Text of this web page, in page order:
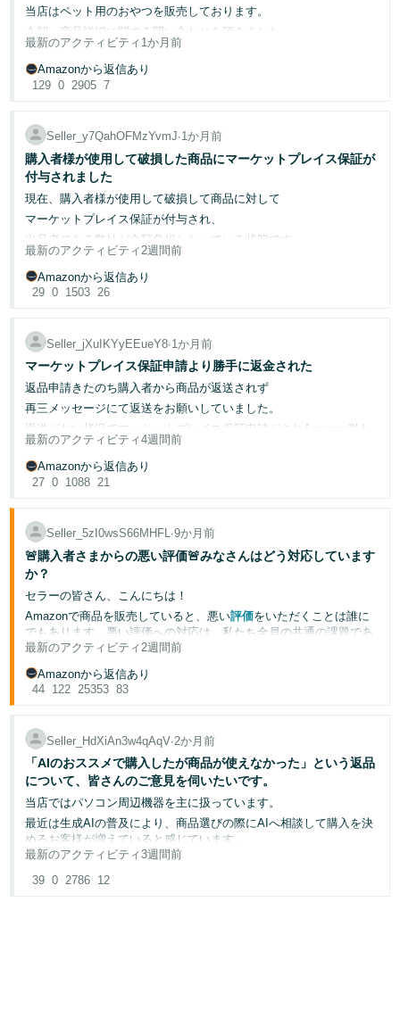
ステップ3：再審議の指示に従い、配達の証明または再審議請求の
理由を裏付けた書類をアップロードします。以下の情報を含めると
効果的です。
配送に関する申請の場合
明（追跡番号、署名確認、配送業者の詳細）
購入者とのやり取り ： 購入者さまが商品の受領を確認した、
または取引に満足していることを示すメッセージ
の書類を共有する必要がある場合は、マーケットプレイス・メッセ
ージ管理を通じて購入者さまに送信し、再審議の申し立て内容に
「マーケットプレイス・メッセージ管理の追加情報を添付しまし
た」と記載してください。
ステップ4：送信する 内容を確認のうえ、「送信」をクリックしま
す。
再審議を申し立てると、Amazon調査チームが内容を確認いたしま
す。追加情報が必要な場合は、メールでご連絡いたしますので、
48〜72時間以内にご回答ください。
再審議が認められた場合、返金額の取り消し、または注文不良率
（ODR）への影響の取り消しのいずれかが行われます。ODRの反映
✅効果的な申し立てのポイント
早めに対応する— 30日の期限ぎりぎりまで待たず、できる
だけ早く申し立てを行いましょう
— 感情的な表現を避け、事実を明確
に記載しましょう
記録を残す— 購入者とのすべてのやり取りを保存しておき
📚参考リンク
Amazonマーケットプレイス保証申請
Amazonマーケットプレイス保証申請への対応
アカウント健全性
Amazonマーケットプレイス保証の申請を防ぐ方法
みなさまのご経験やご意見をぜひお聞かせください。マーケットプ
レイス保証申請への対応で工夫されていることがあれば、ぜひコメ
ント欄で共有していただけると幸いです。みなさまの知見が、他の
出品者のみなさまの参考になります
よろしくお願いいたします。
Ken
この記事では偽装USBについて容量不足の偽装品が市場に出回って
おり、そのうち2割もの商品で偽装品がカートを取っているという
ことが書かれています。
それに付随して”USB以外でも同じ問題”と書かれており、他商品で
も同様の問題が起きていることも記事に書かれています。
当方はこれまでに関連する問題について複数のトピックで訴えてお
ります。
ットプレイス保証ポリシーでは、購入者は必ず事前に出品者へ連絡
し、問題解決の機会を与えることが義務付けられています。しかし
今回、購入者はその手順を一切踏んでいません。
Amazonはこのポリシー違反の申請を確認することなく自動承認
し、売上金を一方的に購入者へ返金しました。
追跡記録を提出し配達完了を報告
配達担当郵便局に直接問い合わせを行い、配達完了の事実を確認
郵便局より、受取人からの依頼により手渡しではない形で配達が完
了しているとの証言を取得
警察に相談したが、事件化が難しいと言われた
Amazonから「これ以上の証拠を提出せよ」と求められたため、苦
肉の策として郵便局に正式な不着調査を依頼。この結果を新たな証
迫っている再審議請求の期限内に間に合わない可能性がある状況で
す
何度も再審議請求しておりますが、Amazonの回答は「決定は変え
られない」の一点張りでした。さらに直近の却下理由として「商品
が期日までに発送されなかった」と回答がありましたが、出荷予定
日より前に発送しており、その事実はAmazonのシステム上でも確
認できるはずです。そもそもAmazonは一体何を調査した上でこの
ような決定を下しているのか、甚だ疑問です。そもそも毎回AIによ
る自動返信のような内容ですが。
【購入者の不審な点】
お届け予定日前日の時点で追跡データ上は配達完了となっていた。
張した。しかし郵便局の記録では受取人本人からの依頼により手渡
しではない形で配達が完了していることが確認されており、自宅で
待っていたという主張と受取人自身が特別な配達指定をしていたと
いう事実が完全に矛盾している
また登録の電話番号は使われていないものだった
申請後メールへの返信が一切ない
今回の購入者の行為はいわゆる「マーケットプレイス保証を悪用し
検索すると最上位に表示されるほど広く知られた詐欺の手口であ
り、Amazonプラットフォームを狙った計画的な不正行為である可
ず、あるいは見抜こうとせず承認していることは極めて問題だと感
じています。
可能な限りの証拠を揃え、警察にも相談し、郵便局に正式調査まで
依頼しなければならない状況に追い込まれていること自体、異常だ
と感じています。
誠実に販売活動を続けているセラーが一方的に損害を被り、不正を
行う購入者が守られるようなプラットフォームの運用が続けば、同
様の詐欺行為が今後さらに増長することは明白です。これは
Amazonで販売するすべてのセラーにとって他人事ではないとても
当店はペット用のおやつを販売しております。
今朝、商品詳細に関する問い合わせを頂きました。
「吐き戻した」という言葉足らずのお申し出に丁寧に対応しており
ましたが、
結果、商品不良などでは無く、「食べない子がいたから返金して欲
全てFBAに在庫しているため(つまりカスタマー対応はAmazon社に
委託)、
そちらにご相談下さいとお伝えしたら、「配送中に破損」が理由で
返金処理されてました。
単価は千円に満たないため、また、変な顧客も一定数いるのも事実
ですので、
リアル店舗様でいう万引きみたいなロスの一環的に割り切っており
ますが、
何だかな～と思いました。あんた、スーパーで食品を買って、
「食べなかったから返金して下さい」とか言うんか？と・・・笑
ないなと思いました。
無理な願いだとは理解しつつも、販売する側にも購入する側にも、
誠実かつ、常識と思いやりのあるプラットフォームになってくれた
らなと、
願う次第であります。
最新のアクティビティ 1か月前
Amazonから返信あり
129 0 2905 7
Seller_y7QahOFMzYvmJ∙1か月前
購入者様が使用して破損した商品にマーケットプレイス保証が
付与されました
現在、購入者様が使用して破損して商品に対して
マーケットプレイス保証が付与され、
出品者である弊社が全額負担となっている状態です。
保証付与前のAmazon様からの情報提供依頼に対する回答や、
再審議申し立ての際の弊社の主張に対して、
・付与前の情報提供依頼に対して、
返品リクエストから回答当時に至るまでの経緯と、
製造メーカーの破損品現品の調査結果書類を添えて回答。
⇒回答の数時間後に「返金に関する情報が提供されませんでし
た」と保証付与決定
・販売前に製造メーカーの検収で正常品であることが確認されて
いる事と、
記載した追加資料を添付し、マーケットプレイス保証の再審議
を申し立て。
⇒「すべての情報を審査した結果、注文商品の返品は問題なく
完了し、
出品者様が受領されていると判断いたしました。」として棄
却
⇒返品は問題なく完了していませんし、
購入者様の要求で商品は現在購入者様の手元にあります。
どのような形でどなたに対して主張・手続きをすれば、
最終的な判断はAmazon様に委ねることになりますが、
せめて購入者様や弊社からの主張や状況に対して、
なぜこのような判断になったのかわかる回答が頂きたいです。
今回の保証付与製品は30万円近い商品の為、
「何かよくわからないこと言ってるけどまあいいや」で終われませ
ん。
もし今回の保証付与が正しいご判断である場合、
最新のアクティビティ 2週間前
Amazonから返信あり
29 0 1503 26
Seller_jXuIKYyEEueY8∙1か月前
マーケットプレイス保証申請より勝手に返金された
返品申請きたのち購入者から商品が返送されず
再三メッセージにて返送をお願いしていました。
返送がない状況でマーケットプレイス保証申請がされAmazon側よ
り勝手に全額返金されてしまいました。
商品は未だに返送されていない状況で
購入者は当初返金希望のメッセージがあって以降、弊社からの返送
カスタマーに問い合わせしたら購入者に返送をお願いするメッセー
ジを再度送って下さいと言われ、再三送っており応答ないので困惑
しています。
商品も購入者にとられ57,996円勝手に返金され
カスタマーからはメッセージを根気よく送って下さい等いわれ詐欺
にあった気分です。
最新のアクティビティ4週間前
Amazonから返信あり
27 0 1088 21
Seller_5zI0wsS66MHFL∙9か月前
🚨購入者さまからの悪い評価🚨みなさんはどう対応しています
か？
セラーの皆さん、こんにちは！
Amazonで商品を販売していると、悪い評価をいただくことは誰に
でもあります。悪い評価への対応は、私たち全員の共通の課題であ
り、一人で抱え込んでしまうと解決が難しく、ストレスにもなりが
このディスカッションでは、そんな状況でのベストな対応方法につ
るはずです。「教える側」も「教わる側」も、明日は立場が逆転す
るかもしれません。
💭 以下のような経験がありましたら、ぜひ共有をお願いします：
悪い評価が付いた時、どのように対応されていますか？
評価の削除に成功した経験はありますか？
不満を持ったお客様との効果的なコミュニケーション方法
は？
これまでに成功した具体的な対応例を教えてください
一つの投稿が、同じ悩みを持つ多くのセラーの助けになります。上
最新のアクティビティ 2週間前
Amazonから返信あり
44 122 25353 83
Seller_HdXiAn3w4qAqV∙2か月前
「AIのおススメで購入したが商品が使えなかった」という返品
について、皆さんのご意見を伺いたいです。
当店ではパソコン周辺機器を主に扱っています。
最近は生成AIの普及により、商品選びの際にAIへ相談して購入を決
めるお客様が増えていると感じています。
その一方で、当店では最近になって
最新のアクティビティ3週間前
39 0 2786 12